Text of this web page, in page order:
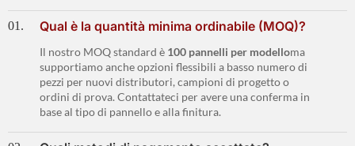
01. Qual è la quantità minima ordinabile (MOQ)?
Il nostro MOQ standard è 100 pannelli per modelloma
supportiamo anche opzioni flessibili a basso numero di
pezzi per nuovi distributori, campioni di progetto o
ordini di prova. Contattateci per avere una conferma in
base al tipo di pannello e alla finitura.